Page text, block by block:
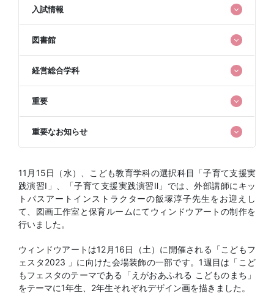
入試情報
図書館
経営総合学科
重要
重要なお知らせ
11月15日（水）、こども教育学科の選択科目「子育て支援実
践演習Ⅰ」、「子育て支援実践演習Ⅱ」では、外部講師にキッ
トパスアートインストラクターの飯塚淳子先生をお迎えし
て、図画工作室と保育ルームにてウィンドウアートの制作を
行いました。
ウィンドウアートは12月16日（土）に開催される「こどもフ
ェスタ2023 」に向けた会場装飾の一部です。1週目は「こど
もフェスタのテーマである「えがおあふれる こどものまち」
をテーマに1年生、2年生それぞれデザイン画を描きました。